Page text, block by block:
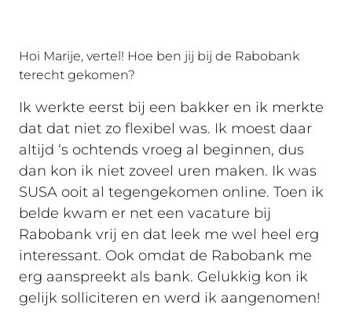
Hoi Marije, vertel! Hoe ben jij bij de Rabobank
terecht gekomen?
Ik werkte eerst bij een bakker en ik merkte
dat dat niet zo flexibel was. Ik moest daar
altijd ‘s ochtends vroeg al beginnen, dus
dan kon ik niet zoveel uren maken. Ik was
SUSA ooit al tegengekomen online. Toen ik
belde kwam er net een vacature bij
Rabobank vrij en dat leek me wel heel erg
interessant. Ook omdat de Rabobank me
erg aanspreekt als bank. Gelukkig kon ik
gelijk solliciteren en werd ik aangenomen!